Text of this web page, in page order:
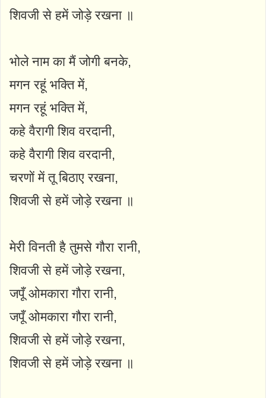
शिवजी से हमें जोड़े रखना ॥
भोले नाम का मैं जोगी बनके,
मगन रहूं भक्ति में,
मगन रहूं भक्ति में,
कहे वैरागी शिव वरदानी,
कहे वैरागी शिव वरदानी,
चरणों में तू बिठाए रखना,
शिवजी से हमें जोड़े रखना ॥
मेरी विनती है तुमसे गौरा रानी,
शिवजी से हमें जोड़े रखना,
जपूँ ओमकारा गौरा रानी,
जपूँ ओमकारा गौरा रानी,
शिवजी से हमें जोड़े रखना,
शिवजी से हमें जोड़े रखना ॥